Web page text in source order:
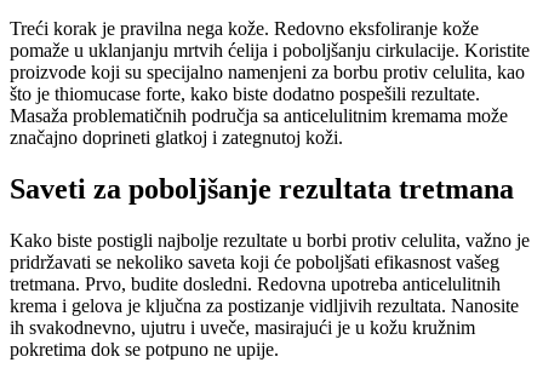
Treći korak je pravilna nega kože. Redovno eksfoliranje kože
pomaže u uklanjanju mrtvih ćelija i poboljšanju cirkulacije. Koristite
proizvode koji su specijalno namenjeni za borbu protiv celulita, kao
što je thiomucase forte, kako biste dodatno pospešili rezultate.
Masaža problematičnih područja sa anticelulitnim kremama može
značajno doprineti glatkoj i zategnutoj koži.
Saveti za poboljšanje rezultata tretmana
Kako biste postigli najbolje rezultate u borbi protiv celulita, važno je
pridržavati se nekoliko saveta koji će poboljšati efikasnost vašeg
tretmana. Prvo, budite dosledni. Redovna upotreba anticelulitnih
krema i gelova je ključna za postizanje vidljivih rezultata. Nanosite
ih svakodnevno, ujutru i uveče, masirajući je u kožu kružnim
pokretima dok se potpuno ne upije.